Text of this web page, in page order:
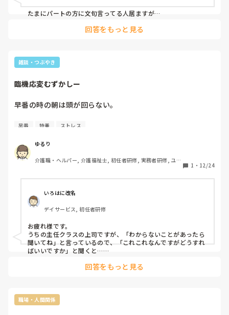
間でやりますが…
たまにパートの方に文句言ってる人居ますが
パートさんは短時間ながらその時間は正直正社より働いてくれ
回答をもっと見る
雑談・つぶやき
臨機応変むずかしー
早番の時の朝は頭が回らない。
ご飯食べてても回らない。
早番 特養 ストレス
ゆるり
介護職・ヘルパー, 介護福祉士, 初任者研修, 実務者研修, ユニ
1 ・ 12/24
いろはに改名
デイサービス, 初任者研修
お疲れ様です。
うちの主任クラスの上司ですが、「わからないことがあったら
聞いてね」と言っているので、「これこれなんですがどうすれ
ばいいですか」と聞くと…
『そういう時は 臨機応変に動いてね』と、呪文のように言う、
回答をもっと見る
職場・人間関係